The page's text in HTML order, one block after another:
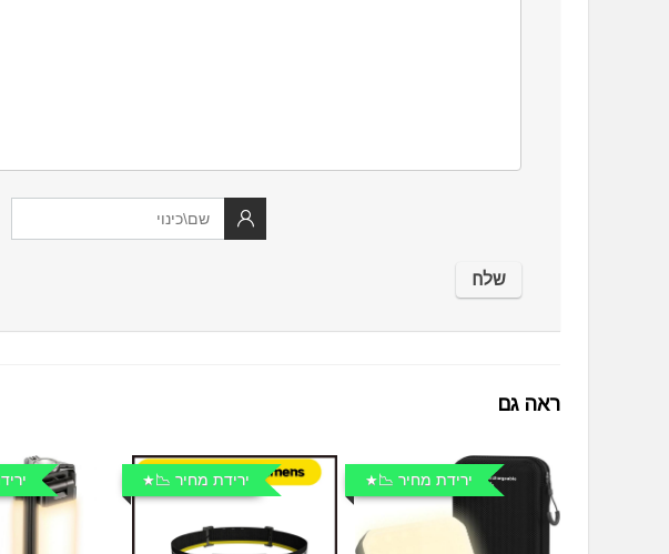
ראה גם
ירידת מחיר 📉 ירידת מחיר 📉